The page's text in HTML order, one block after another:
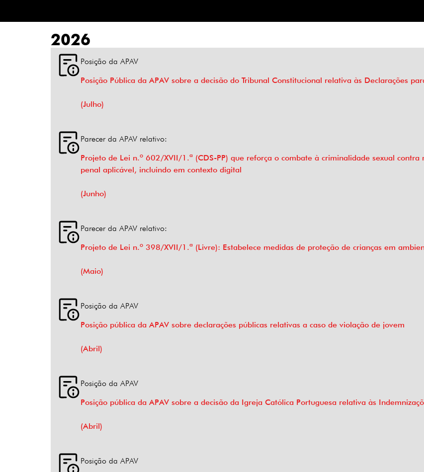
2026
Posição da APAV
Posição Pública da APAV sobre a decisão do Tribunal Constitucional relativa às Declarações
(Julho)
Parecer da APAV relativo:
Projeto de Lei n.º 602/XVII/1.ª (CDS-PP) que reforça o combate à criminalidade sexual
penal aplicável, incluindo em contexto digital
(Junho)
Parecer da APAV relativo:
Projeto de Lei n.º 398/XVII/1.ª (Livre): Estabelece medidas de proteção de crianças em
(Maio)
Posição da APAV
Posição pública da APAV sobre declarações públicas relativas a caso de violação de jovem
(Abril)
Posição da APAV
Posição pública da APAV sobre a decisão da Igreja Católica Portuguesa relativa às
(Abril)
Posição da APAV